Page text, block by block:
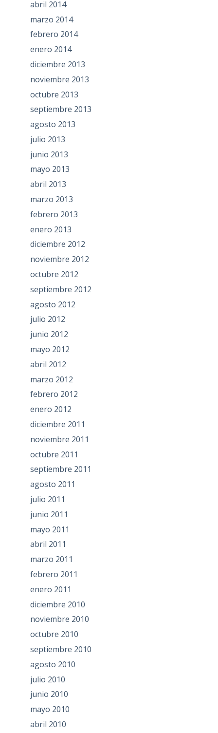
abril 2014
marzo 2014
febrero 2014
enero 2014
diciembre 2013
noviembre 2013
octubre 2013
septiembre 2013
agosto 2013
julio 2013
junio 2013
mayo 2013
abril 2013
marzo 2013
febrero 2013
enero 2013
diciembre 2012
noviembre 2012
octubre 2012
septiembre 2012
agosto 2012
julio 2012
junio 2012
mayo 2012
abril 2012
marzo 2012
febrero 2012
enero 2012
diciembre 2011
noviembre 2011
octubre 2011
septiembre 2011
agosto 2011
julio 2011
junio 2011
mayo 2011
abril 2011
marzo 2011
febrero 2011
enero 2011
diciembre 2010
noviembre 2010
octubre 2010
septiembre 2010
agosto 2010
julio 2010
junio 2010
mayo 2010
abril 2010